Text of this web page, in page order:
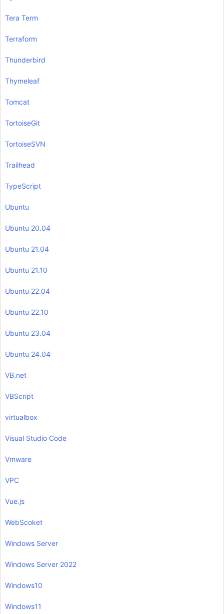
Tera Term
Terraform
Thunderbird
Thymeleaf
Tomcat
TortoiseGit
TortoiseSVN
Trailhead
TypeScript
Ubuntu
Ubuntu 20.04
Ubuntu 21.04
Ubuntu 21.10
Ubuntu 22.04
Ubuntu 22.10
Ubuntu 23.04
Ubuntu 24.04
VB.net
VBScript
virtualbox
Visual Studio Code
Vmware
VPC
Vue.js
WebScoket
Windows Server
Windows Server 2022
Windows10
Windows11